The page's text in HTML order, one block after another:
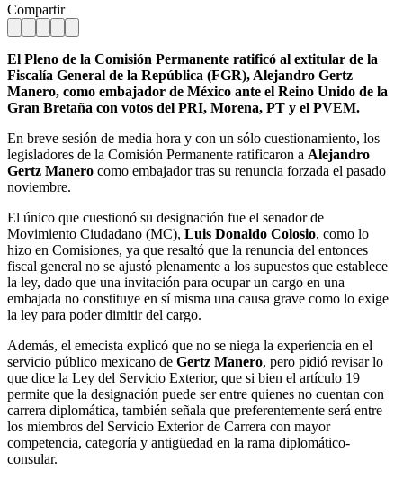
Compartir
El Pleno de la Comisión Permanente ratificó al extitular de la
Fiscalía General de la República (FGR), Alejandro Gertz
Manero, como embajador de México ante el Reino Unido de la
Gran Bretaña con votos del PRI, Morena, PT y el PVEM.
En breve sesión de media hora y con un sólo cuestionamiento, los
legisladores de la Comisión Permanente ratificaron a Alejandro
Gertz Manero como embajador tras su renuncia forzada el pasado
noviembre.
El único que cuestionó su designación fue el senador de
Movimiento Ciudadano (MC), Luis Donaldo Colosio, como lo
hizo en Comisiones, ya que resaltó que la renuncia del entonces
fiscal general no se ajustó plenamente a los supuestos que establece
la ley, dado que una invitación para ocupar un cargo en una
embajada no constituye en sí misma una causa grave como lo exige
la ley para poder dimitir del cargo.
Además, el emecista explicó que no se niega la experiencia en el
servicio público mexicano de Gertz Manero, pero pidió revisar lo
que dice la Ley del Servicio Exterior, que si bien el artículo 19
permite que la designación puede ser entre quienes no cuentan con
carrera diplomática, también señala que preferentemente será entre
los miembros del Servicio Exterior de Carrera con mayor
competencia, categoría y antigüedad en la rama diplomático-
consular.